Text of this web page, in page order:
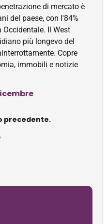
di mercato è
del paese, con l'84%
Il West
più longevo del
Copre
immobili e notizie
precedente.